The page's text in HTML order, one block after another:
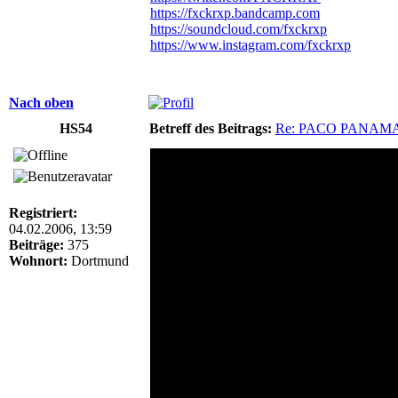
https://fxckrxp.bandcamp.com
https://soundcloud.com/fxckrxp
https://www.instagram.com/fxckrxp
Nach oben
HS54
Betreff des Beitrags: Re: PACO
Registriert:
04.02.2006, 13:59
Beiträge: 375
Wohnort: Dortmund